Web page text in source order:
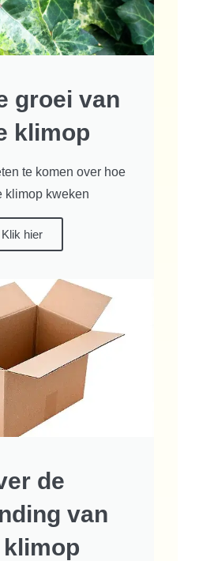
groei van
klimop
te komen over hoe
klimop kweken
Klik hier
de
van
klimop